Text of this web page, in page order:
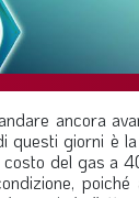
ancora
questi giorni è
del gas a